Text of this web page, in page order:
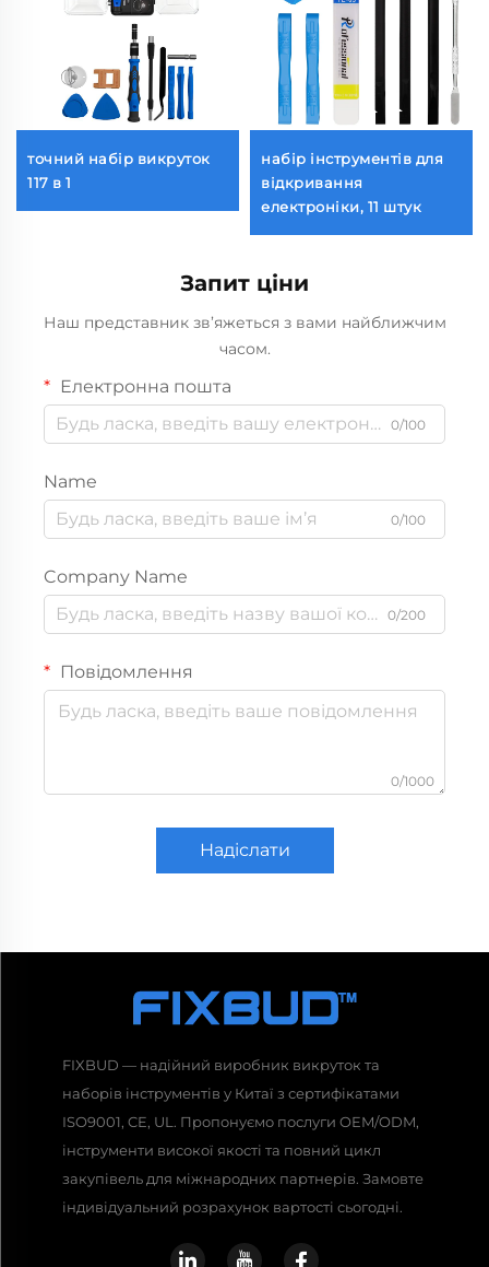
точний набір викруток
117 в 1
набір інструментів для
відкривання
електроніки, 11 штук
Запит ціни
Наш представник зв’яжеться з вами найближчим
часом.
Електронна пошта
0/100
Name
0/100
Company Name
0/200
Повідомлення
0/1000
Надіслати
FIXBUD — надійний виробник викруток та
наборів інструментів у Китаї з сертифікатами
ISO9001, CE, UL. Пропонуємо послуги OEM/ODM,
інструменти високої якості та повний цикл
закупівель для міжнародних партнерів. Замовте
індивідуальний розрахунок вартості сьогодні.